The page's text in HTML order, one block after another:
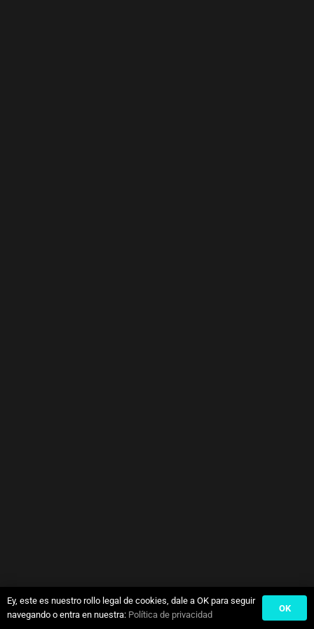
Ey, este es nuestro rollo legal de cookies, dale a OK para seguir
navegando o entra en nuestra: Política de privacidad
OK